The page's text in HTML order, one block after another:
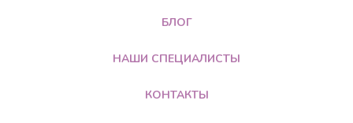
БЛОГ
НАШИ СПЕЦИАЛИСТЫ
КОНТАКТЫ